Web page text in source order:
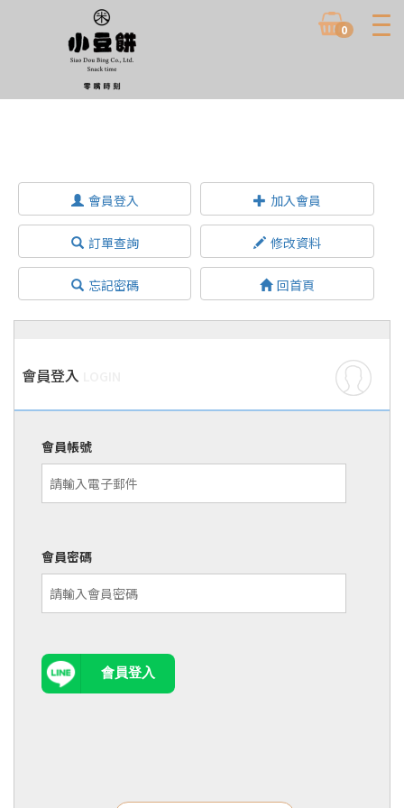
0
會員登入 加入會員
訂單查詢 修改資料
忘記密碼 回首頁
會員登入
會員帳號
會員密碼
會員登入